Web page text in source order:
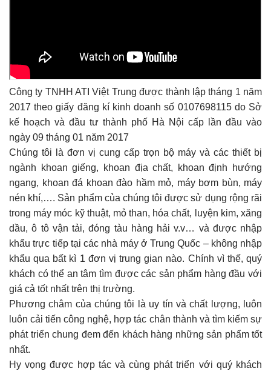
Công ty TNHH ATI Việt Trung được thành lập tháng 1 năm
2017 theo giấy đăng kí kinh doanh số 0107698115 do Sở
kế hoạch và đầu tư thành phố Hà Nội cấp lần đầu vào
ngày 09 tháng 01 năm 2017
Chúng tôi là đơn vị cung cấp trọn bộ máy và các thiết bị
ngành khoan giếng, khoan địa chất, khoan định hướng
ngang, khoan đá khoan đào hầm mỏ, máy bơm bùn, máy
nén khí,…. Sản phẩm của chúng tôi được sử dụng rộng rãi
trong máy móc kỹ thuật, mỏ than, hóa chất, luyện kim, xăng
dầu, ô tô vận tải, đóng tàu hàng hải v.v… và được nhập
khẩu trực tiếp tại các nhà máy ở Trung Quốc – không nhập
khẩu qua bất kì 1 đơn vị trung gian nào. Chính vì thế, quý
khách có thể an tâm tìm được các sản phẩm hàng đầu với
giá cả tốt nhất trên thị trường.
Phương châm của chúng tôi là uy tín và chất lượng, luôn
luôn cải tiến công nghệ, hợp tác chân thành và tìm kiếm sự
phát triển chung đem đến khách hàng những sản phẩm tốt
nhất.
Hy vọng được hợp tác và cùng phát triển với quý khách